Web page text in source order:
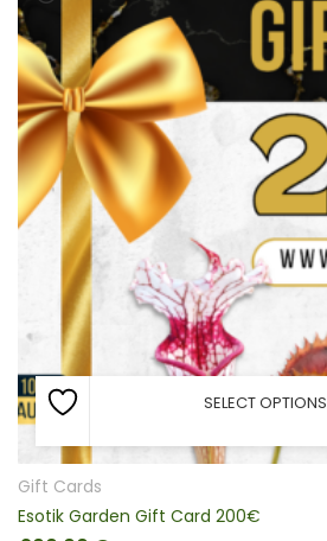
SELECT OPTIONS
Gift Cards
Esotik Garden Gift Card 200€